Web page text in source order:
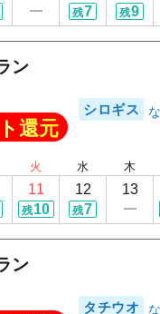
残7 残9
ン
還元
シロギス
火
11
残10
水
12
残7
木
13
ン
タチウオ